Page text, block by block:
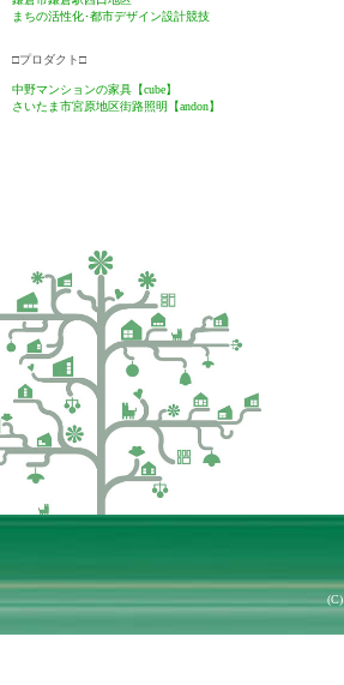
(C)
まちの活性化･都市デザイン設計競技
□プロダクト□
中野マンションの家具【cube】
さいたま市宮原地区街路照明【andon】